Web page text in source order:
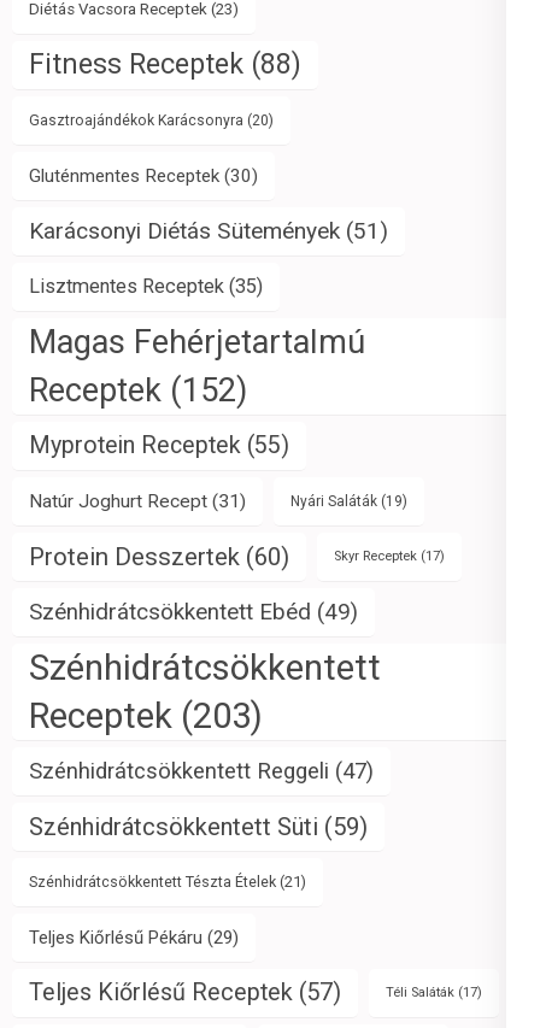
Diétás Vacsora Receptek (23)
Fitness Receptek (88)
Gasztroajándékok Karácsonyra (20)
Gluténmentes Receptek (30)
Karácsonyi Diétás Sütemények (51)
Lisztmentes Receptek (35)
Magas Fehérjetartalmú
Receptek (152)
Myprotein Receptek (55)
Natúr Joghurt Recept (31) Nyári Saláták (19)
Protein Desszertek (60) Skyr Receptek (17)
Szénhidrátcsökkentett Ebéd (49)
Szénhidrátcsökkentett
Receptek (203)
Szénhidrátcsökkentett Reggeli (47)
Szénhidrátcsökkentett Süti (59)
Szénhidrátcsökkentett Tészta Ételek (21)
Teljes Kiőrlésű Pékáru (29)
Teljes Kiőrlésű Receptek (57) Téli Saláták (17)